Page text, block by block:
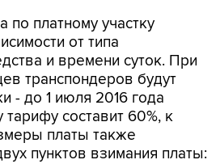
по платному участку
от типа
и времени суток. При
транспондеров будут
- до 1 июля 2016 года
составит 60%, к
платы также
пунктов взимания платы: